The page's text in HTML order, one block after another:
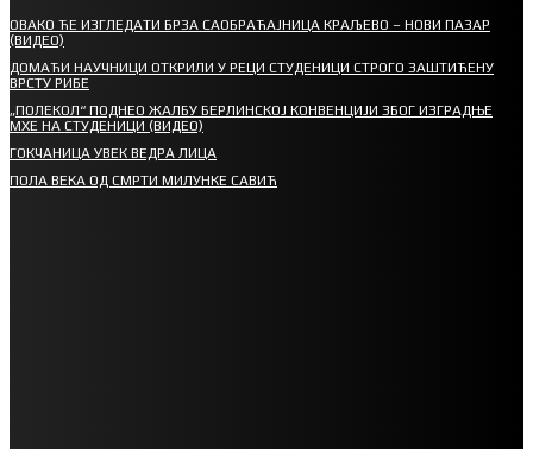
ОВАКО ЋЕ ИЗГЛЕДАТИ БРЗА САОБРАЋАЈНИЦА КРАЉЕВО – НОВИ ПАЗАР
(ВИДЕО)
ДОМАЋИ НАУЧНИЦИ ОТКРИЛИ У РЕЦИ СТУДЕНИЦИ СТРОГО ЗАШТИЋЕНУ
ВРСТУ РИБЕ
„ПОЛЕКОЛ“ ПОДНЕО ЖАЛБУ БЕРЛИНСКОЈ КОНВЕНЦИЈИ ЗБОГ ИЗГРАДЊЕ
МХЕ НА СТУДЕНИЦИ (ВИДЕО)
ГОКЧАНИЦА УВЕК ВЕДРА ЛИЦА
ПОЛА ВЕКА ОД СМРТИ МИЛУНКЕ САВИЋ